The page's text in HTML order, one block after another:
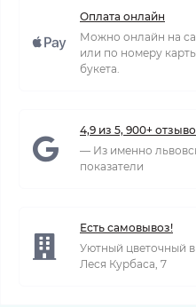
Оплата онлайн
Можно онлайн на
или по номеру
букета.
4,9 из 5, 900+
— Из именно
показатели
Есть самовывоз!
Уютный цветочный
Леся Курбаса, 7